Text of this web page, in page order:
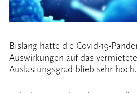
Bislang hatte die Covid-19-
Auswirkungen auf das
Auslastungsgrad blieb sehr hoch.